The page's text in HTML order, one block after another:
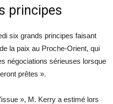
principes
six grands principes faisant
la paix au Proche-Orient, qui
négociations sérieuses lorsque
prêtes ».
», M. Kerry a estimé lors